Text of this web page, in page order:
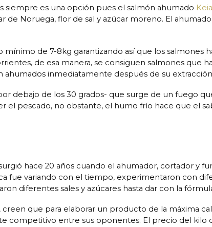
siempre es una opción pues el salmón ahumado Keia
de Noruega, flor de sal y azúcar moreno. El
de 7-8kg garantizando así que los salmones
de esa manera, se consiguen salmones que
inmediatamente después de su
debajo de los 30 grados- que surge de un fuego
el pescado, no obstante, el humo frío hace que el
hace 20 años cuando el ahumador, cortador y
fue variando con el tiempo, experimentaron con
diferentes sales y azúcares hasta dar con la
que para elaborar un producto de la máxima
competitivo entre sus oponentes. El precio del